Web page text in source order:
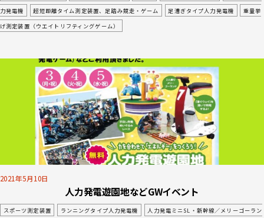
力発電機
超短距離タイム測定装置、足踏み競走・ゲーム 足漕ぎタイプ人力発電機
重量挙
げ測定装置（ウエイトリフティングゲーム）
2021年5月10日
人力発電遊園地などGWイベント
スポーツ測定装置 ランニングタイプ人力発電機
人力発電ミニSL・新幹線／メリーゴーラン